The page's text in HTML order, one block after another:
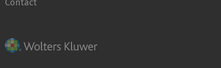
Contact